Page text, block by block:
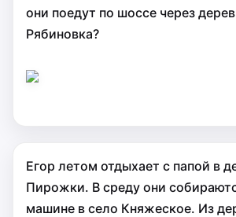
они поедут по шоссе через
Рябиновка?
Егор летом отдыхает с папой в
Пирожки. В среду они
машине в село Княжеское. Из